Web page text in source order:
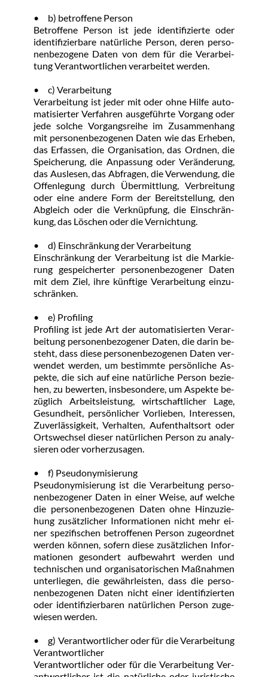
•	b) be­trof­fe­ne Per­son
Be­trof­fe­ne Per­son ist je­de iden­ti­fi­zier­te oder
iden­ti­fi­zier­ba­re na­tür­li­che Per­son, de­ren per­so­
nen­be­zo­ge­ne Da­ten von dem für die Ver­ar­bei­
tung Ver­ant­wort­li­chen ver­ar­bei­tet wer­den.
•	c) Ver­ar­bei­tung
Ver­ar­bei­tung ist je­der mit oder oh­ne Hil­fe au­to­
ma­ti­sier­ter Ver­fah­ren aus­ge­führ­te Vor­gang oder
je­de sol­che Vor­gangs­rei­he im Zu­sam­men­hang
mit per­so­nen­be­zo­ge­nen Da­ten wie das Er­he­ben,
das Er­fas­sen, die Or­ga­ni­sa­ti­on, das Ord­nen, die
Spei­che­rung, die An­pas­sung oder Ver­än­de­rung,
das Aus­le­sen, das Ab­fra­gen, die Ver­wen­dung, die
Of­fen­le­gung durch Über­mitt­lung, Ver­brei­tung
oder ei­ne an­de­re Form der Be­reit­stel­lung, den
Ab­gleich oder die Ver­knüp­fung, die Ein­schrän­
kung, das Lö­schen oder die Ver­nich­tung.
•	d) Ein­schrän­kung der Ver­ar­bei­tung
Ein­schrän­kung der Ver­ar­bei­tung ist die Mar­kie­
rung ge­spei­cher­ter per­so­nen­be­zo­ge­ner Da­ten
mit dem Ziel, ih­re künf­ti­ge Ver­ar­bei­tung ein­zu­
schrän­ken.
•	e) Pro­filing
Pro­filing ist je­de Art der au­to­ma­ti­sier­ten Ver­ar­
bei­tung per­so­nen­be­zo­ge­ner Da­ten, die dar­in be­
steht, dass die­se per­so­nen­be­zo­ge­nen Da­ten ver­
wen­det wer­den, um be­stimm­te per­sön­li­che As­
pek­te, die sich auf ei­ne na­tür­li­che Per­son be­zie­
hen, zu be­wer­ten, ins­be­son­de­re, um As­pek­te be­
züg­lich Ar­beits­leis­tung, wirt­schaft­li­cher La­ge,
Ge­sund­heit, per­sön­li­cher Vor­lie­ben, In­ter­es­sen,
Zu­ver­läs­sig­keit, Ver­hal­ten, Auf­ent­halts­ort oder
Orts­wech­sel die­ser na­tür­li­chen Per­son zu ana­ly­
sie­ren oder vor­her­zu­sa­gen.
•	f) Pseud­ony­mi­sie­rung
Pseud­ony­mi­sie­rung ist die Ver­ar­bei­tung per­so­
nen­be­zo­ge­ner Da­ten in ei­ner Wei­se, auf wel­che
die per­so­nen­be­zo­ge­nen Da­ten oh­ne Hin­zu­zie­
hung zu­sätz­li­cher In­for­ma­tio­nen nicht mehr ei­
ner spe­zi­fi­schen be­trof­fe­nen Per­son zu­ge­ord­net
wer­den kön­nen, so­fern die­se zu­sätz­li­chen In­for­
ma­tio­nen ge­son­dert auf­be­wahrt wer­den und
tech­ni­schen und or­ga­ni­sa­to­ri­schen Maß­nah­men
un­ter­lie­gen, die ge­währ­leis­ten, dass die per­so­
nen­be­zo­ge­nen Da­ten nicht ei­ner iden­ti­fi­zier­ten
oder iden­ti­fi­zier­ba­ren na­tür­li­chen Per­son zu­ge­
wie­sen wer­den.
•	g) Ver­ant­wort­li­cher oder für die Ver­ar­bei­tung
Ver­ant­wort­li­cher
Ver­ant­wort­li­cher oder für die Ver­ar­bei­tung Ver­